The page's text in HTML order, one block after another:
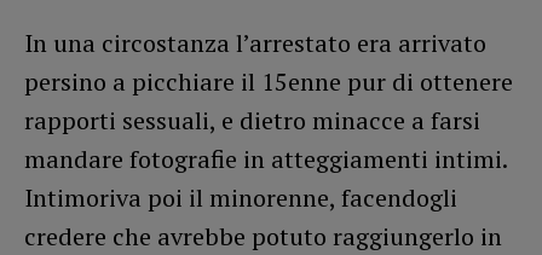
In una circostanza l’arrestato era arrivato
persino a picchiare il 15enne pur di ottenere
rapporti sessuali, e dietro minacce a farsi
mandare fotografie in atteggiamenti intimi.
Intimoriva poi il minorenne, facendogli
credere che avrebbe potuto raggiungerlo in